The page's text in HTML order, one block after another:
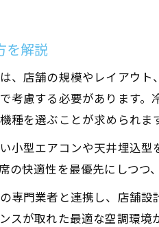
を解説
、店舗の規模やレイアウ
考慮する必要があります
を選ぶことが求められます
小型エアコンや天井埋込
の快適性を最優先にしつ
専門業者と連携し、店舗
が取れた最適な空調環境